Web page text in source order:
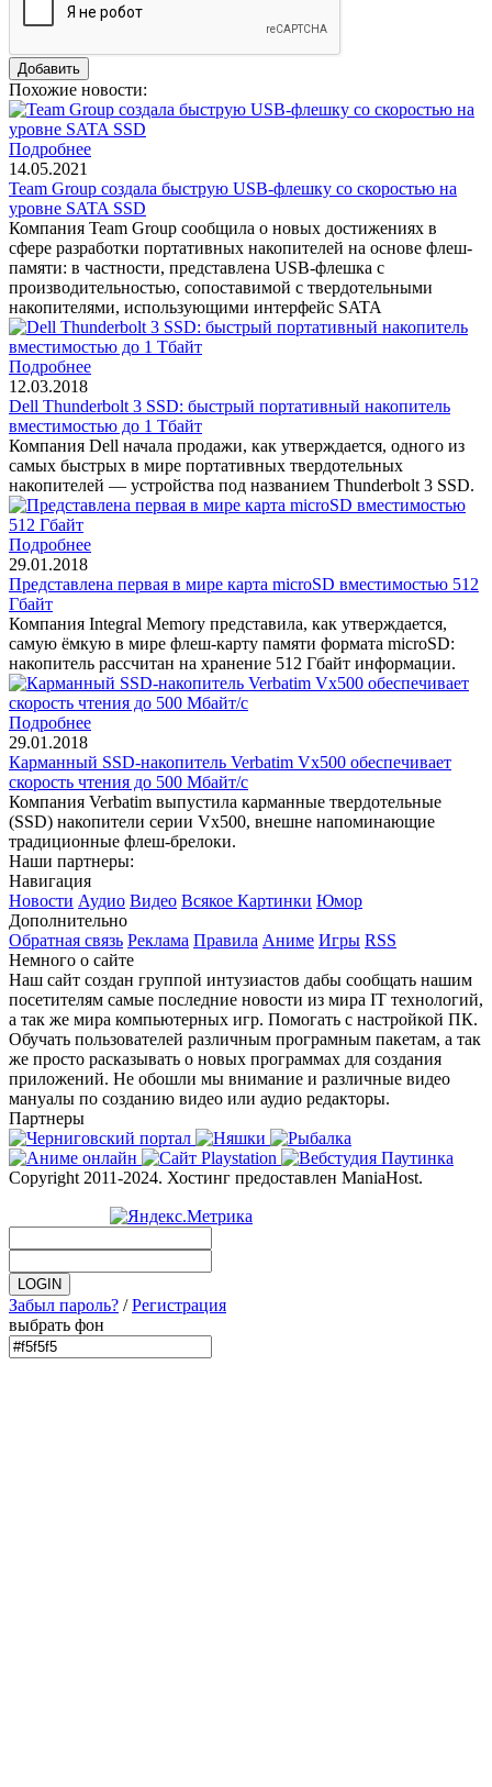
Похожие новости:
Подробнее
14.05.2021
Team Group создала быструю USB-флешку со скоростью на
уровне SATA SSD
Компания Team Group сообщила о новых достижениях в
сфере разработки портативных накопителей на основе флеш-
памяти: в частности, представлена USB-флешка с
производительностью, сопоставимой с твердотельными
накопителями, использующими интерфейс SATA
Подробнее
12.03.2018
Dell Thunderbolt 3 SSD: быстрый портативный накопитель
вместимостью до 1 Тбайт
Компания Dell начала продажи, как утверждается, одного из
самых быстрых в мире портативных твердотельных
накопителей — устройства под названием Thunderbolt 3 SSD.
Подробнее
29.01.2018
Представлена первая в мире карта microSD вместимостью 512
Гбайт
Компания Integral Memory представила, как утверждается,
самую ёмкую в мире флеш-карту памяти формата microSD:
накопитель рассчитан на хранение 512 Гбайт информации.
Подробнее
29.01.2018
Карманный SSD-накопитель Verbatim Vx500 обеспечивает
скорость чтения до 500 Мбайт/с
Компания Verbatim выпустила карманные твердотельные
(SSD) накопители серии Vx500, внешне напоминающие
традиционные флеш-брелоки.
Наши партнеры:
Навигация
Новости Аудио Видео Всякое Картинки Юмор
Дополнительно
Обратная связь Реклама Правила Аниме Игры RSS
Немного о сайте
Наш сайт создан группой интузиастов дабы сообщать нашим
посетителям самые последние новости из мира IT технологий,
а так же мира компьютерных игр. Помогать с настройкой ПК.
Обучать пользователей различным програмным пакетам, а так
же просто расказывать о новых программах для создания
приложений. Не обошли мы внимание и различные видео
мануалы по созданию видео или аудио редакторы.
Партнеры
Copyright 2011-2024. Хостинг предоставлен ManiaHost.
Забыл пароль? /Регистрация
выбрать фон